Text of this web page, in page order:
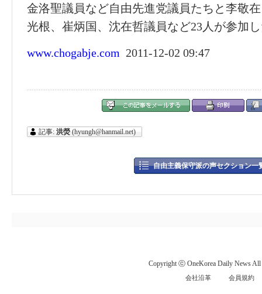
金洛聖議員など自由先進党議員たちと李敬
光根、崔炳国、沈在哲議員など23人が参加
www.chogabje.com 2011-12-02 09:47
記事: 洪熒 (hyungh@hanmail.net)
自由主義保守派の声セクション一
Copyright ⓒ OneKorea Daily News All
会社沿革 会員規約